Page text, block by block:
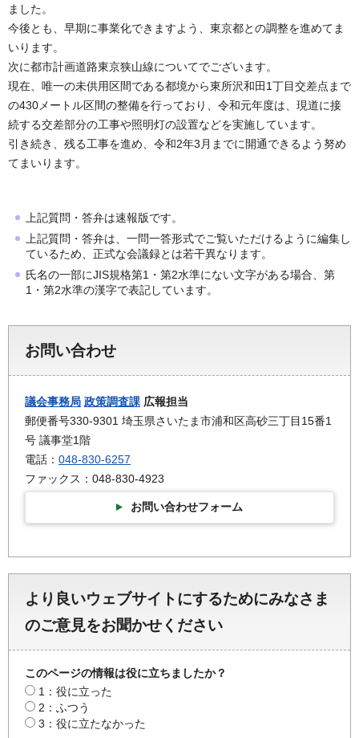
ました。
今後とも、早期に事業化できますよう、東京都との調整を進めてま
いります。
次に都市計画道路東京狭山線についてでございます。
現在、唯一の未供用区間である都境から東所沢和田1丁目交差点まで
の430メートル区間の整備を行っており、令和元年度は、現道に接
続する交差部分の工事や照明灯の設置などを実施しています。
引き続き、残る工事を進め、令和2年3月までに開通できるよう努め
てまいります。
上記質問・答弁は速報版です。
上記質問・答弁は、一問一答形式でご覧いただけるように編集し
ているため、正式な会議録とは若干異なります。
氏名の一部にJIS規格第1・第2水準にない文字がある場合、第
1・第2水準の漢字で表記しています。
お問い合わせ
議会事務局 政策調査課 広報担当
郵便番号330-9301 埼玉県さいたま市浦和区高砂三丁目15番1
号 議事堂1階
電話： 048-830-6257
ファックス：048-830-4923
お問い合わせフォーム
より良いウェブサイトにするためにみなさま
のご意見をお聞かせください
このページの情報は役に立ちましたか？
1：役に立った
2：ふつう
3：役に立たなかった